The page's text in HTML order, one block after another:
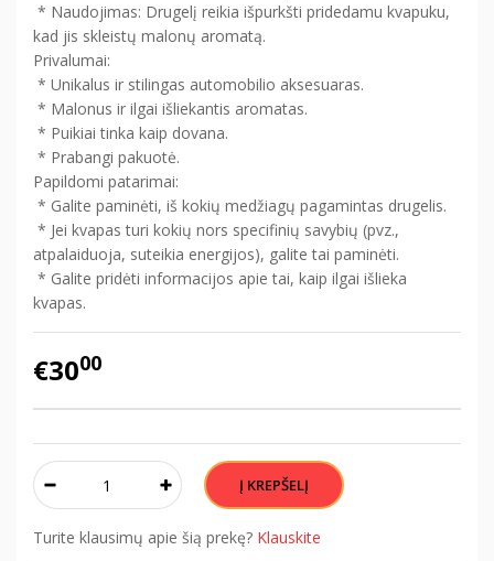
* Naudojimas: Drugelį reikia išpurkšti pridedamu kvapuku,
kad jis skleistų malonų aromatą.
Privalumai:
* Unikalus ir stilingas automobilio aksesuaras.
* Malonus ir ilgai išliekantis aromatas.
* Puikiai tinka kaip dovana.
* Prabangi pakuotė.
Papildomi patarimai:
* Galite paminėti, iš kokių medžiagų pagamintas drugelis.
* Jei kvapas turi kokių nors specifinių savybių (pvz.,
atpalaiduoja, suteikia energijos), galite tai paminėti.
* Galite pridėti informacijos apie tai, kaip ilgai išlieka
kvapas.
€3000
Turite klausimų apie šią prekę? Klauskite